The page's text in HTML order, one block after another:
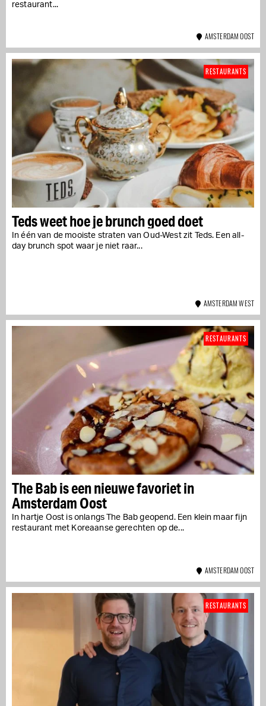
restaurant...
AMSTERDAM OOST
Teds weet hoe je brunch goed doet
In één van de mooiste straten van Oud-West zit Teds. Een all-
day brunch spot waar je niet raar...
RESTAURANTS
AMSTERDAM WEST
The Bab is een nieuwe favoriet in
Amsterdam Oost
In hartje Oost is onlangs The Bab geopend. Een klein maar fijn
restaurant met Koreaanse gerechten op de...
RESTAURANTS
AMSTERDAM OOST
RESTAURANTS